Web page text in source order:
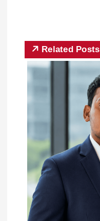
Related Posts